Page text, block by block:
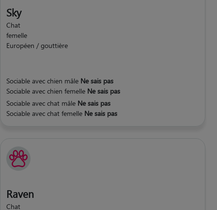
Sky
Chat
femelle
Européen / gouttière
Sociable avec chien mâle Ne sais pas
Sociable avec chien femelle Ne sais pas
Sociable avec chat mâle Ne sais pas
Sociable avec chat femelle Ne sais pas
Raven
Chat